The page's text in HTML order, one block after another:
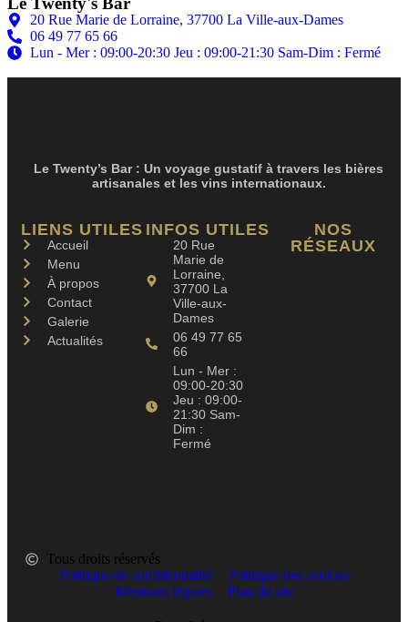
20 Rue Marie de Lorraine, 37700 La Ville-aux-Dames
06 49 77 65 66
Lun - Mer : 09:00-20:30 Jeu : 09:00-21:30 Sam-Dim : Fermé
Le Twenty’s Bar : Un voyage gustatif à travers les bières
artisanales et les vins internationaux.
LIENS UTILES
Accueil
Menu
À propos
Contact
Galerie
Actualités
INFOS UTILES
20 Rue
Marie de
Lorraine,
37700 La
Ville-aux-
Dames
06 49 77 65
66
Lun - Mer :
09:00-20:30
Jeu : 09:00-
21:30 Sam-
Dim :
Fermé
NOS
RÉSEAUX
Tous droits réservés
Politique de confidentialité
Politique des cookies
Mentions légales
Plan du site